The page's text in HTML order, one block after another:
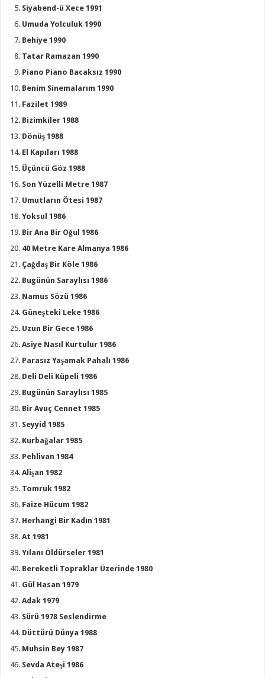
Siyabend-ü Xece 1991
Umuda Yolculuk 1990
Behiye 1990
Tatar Ramazan 1990
Piano Piano Bacaksız 1990
Benim Sinemalarım 1990
Fazilet 1989
Bizimkiler 1988
Dönüş 1988
El Kapıları 1988
Üçüncü Göz 1988
Son Yüzelli Metre 1987
Umutların Ötesi 1987
Yoksul 1986
Bir Ana Bir Oğul 1986
40 Metre Kare Almanya 1986
Çağdaş Bir Köle 1986
Bugünün Saraylısı 1986
Namus Sözü 1986
Güneşteki Leke 1986
Uzun Bir Gece 1986
Asiye Nasıl Kurtulur 1986
Parasız Yaşamak Pahalı 1986
Deli Deli Küpeli 1986
Bugünün Saraylısı 1985
Bir Avuç Cennet 1985
Seyyid 1985
Kurbağalar 1985
Pehlivan 1984
Alişan 1982
Tomruk 1982
Faize Hücum 1982
Herhangi Bir Kadın 1981
At 1981
Yılanı Öldürseler 1981
Bereketli Topraklar Üzerinde 1980
Gül Hasan 1979
Adak 1979
Sürü 1978 Seslendirme
Düttürü Dünya 1988
Muhsin Bey 1987
Sevda Ateşi 1986